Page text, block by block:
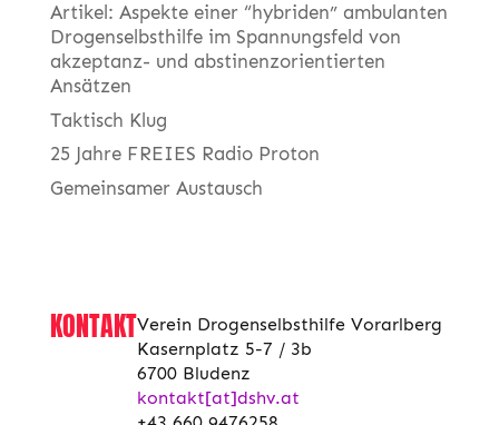
Artikel: Aspekte einer “hybriden” ambulanten
Drogenselbsthilfe im Spannungsfeld von
akzeptanz- und abstinenzorientierten
Ansätzen
Taktisch Klug
25 Jahre FREIES Radio Proton
Gemeinsamer Austausch
KONTAKTVerein Drogenselbsthilfe Vorarlberg
Kasernplatz 5-7 / 3b
6700 Bludenz
kontakt[at]dshv.at